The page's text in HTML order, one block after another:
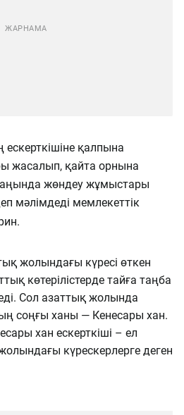
қалпына
жасалып, қайта орнына
жөндеу жұмыстары
мәлімдеді мемлекеттік
жолындағы күресі өткен
көтерілістерде тайға таңба
Сол азаттық жолында
соңғы ханы — Кенесары хан.
хан ескерткіші – ел
күрескерлерге деген